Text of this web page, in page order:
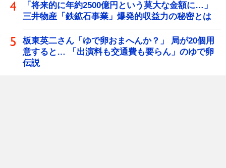
「将来的に年約2500億円という莫大な金額に…」
三井物産「鉄鉱石事業」爆発的収益力の秘密とは
板東英二さん「ゆで卵おまへんか？」 局が20個用
意すると… 「出演料も交通費も要らん」のゆで卵
伝説